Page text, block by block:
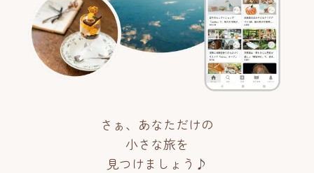
さぁ、あなただけの
小さな旅を
見つけましょう♪